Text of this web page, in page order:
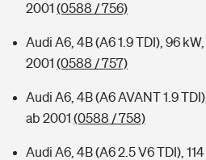
2001 (0588 / 756)
Audi A6, 4B (A6 1.9 TDI), 96
2001 (0588 / 757)
Audi A6, 4B (A6 AVANT 1.9
ab 2001 (0588 / 758)
Audi A6, 4B (A6 2.5 V6 TDI),